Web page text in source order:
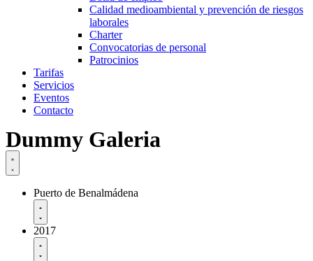
Calidad medioambiental y prevención de riesgos
laborales
Charter
Convocatorias de personal
Patrocinios
Tarifas
Servicios
Eventos
Contacto
Dummy Galeria
Puerto de Benalmádena
2017